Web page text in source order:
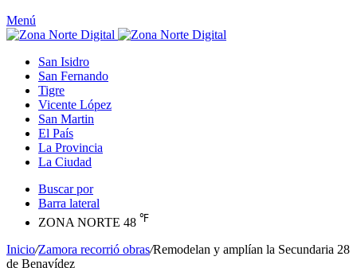
Menú
San Isidro
San Fernando
Tigre
Vicente López
San Martin
El País
La Provincia
La Ciudad
Buscar por
Barra lateral
ZONA NORTE 48 ℉
Inicio/Zamora recorrió obras/Remodelan y amplían la Secundaria 28
de Benavídez